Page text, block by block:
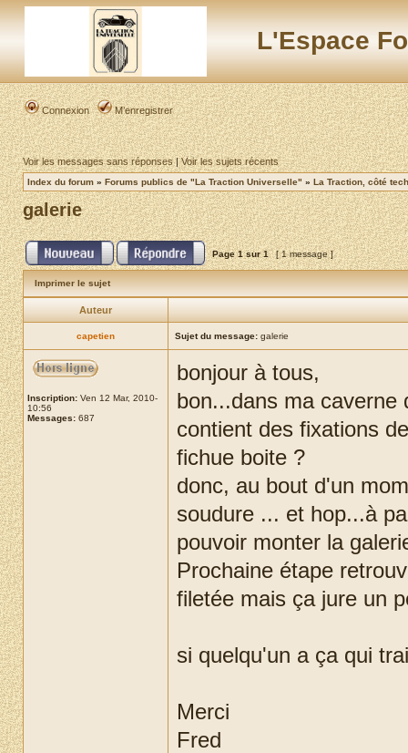
L'Espace
Connexion M’enregistrer
Voir les messages sans réponses|Voir les sujets récents
Index du forum » Forums publics de "La Traction Universelle" » La Traction, côté
galerie
Page1sur1 [ 1 message ]
Imprimer le sujet
Auteur
capetien Sujet du message: galerie
Inscription: Ven 12 Mar, 2010-
10:56
Messages: 687
bonjour à tous,
bon...dans ma caverne
contient des fixations
fichue boite ?
donc, au bout d'un
soudure ... et hop...à
pouvoir monter la
Prochaine étape
filetée mais ça jure un
si quelqu'un a ça qui
Merci
Fred